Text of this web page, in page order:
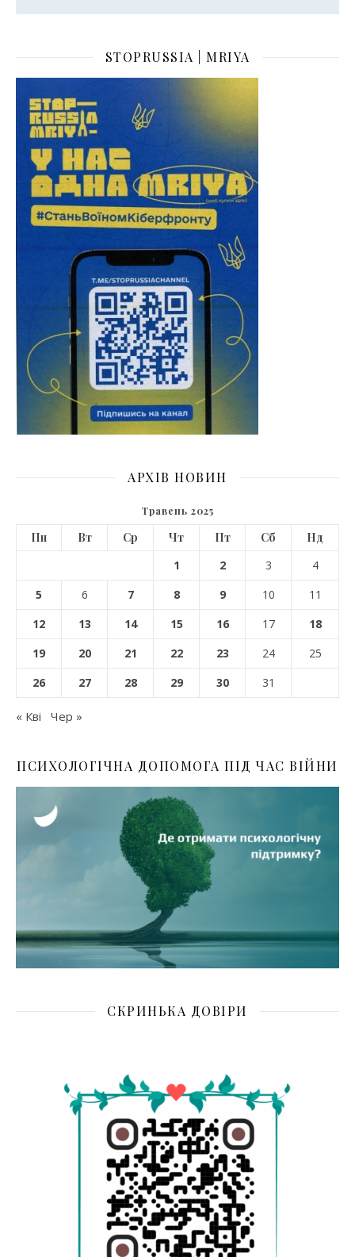
STOPRUSSIA | MRIYA
АРХІВ НОВИН
Травень 2025
Пн Вт Ср Чт Пт Сб
Нд
1
2 3
4
5
6 7 8 9 10
11
12
13 14 15 16 17
18
19
20 21 22 23 24
25
26
27 28 29 30 31
« Кві Чер »
ПСИХОЛОГІЧНА ДОПОМОГА ПІД ЧАС ВІЙНИ
СКРИНЬКА ДОВІРИ